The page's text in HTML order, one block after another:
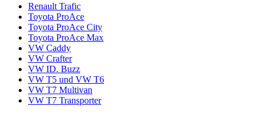
Renault Trafic
Toyota ProAce
Toyota ProAce City
Toyota ProAce Max
VW Caddy
VW Crafter
VW ID. Buzz
VW T5 und VW T6
VW T7 Multivan
VW T7 Transporter